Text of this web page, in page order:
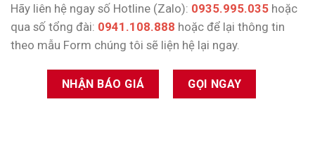
Hãy liên hệ ngay số Hotline (Zalo): 0935.995.035 hoặc
qua số tổng đài: 0941.108.888 hoặc để lại thông tin
theo mẫu Form chúng tôi sẽ liện hệ lại ngay.
NHẬN BÁO GIÁ GỌI NGAY